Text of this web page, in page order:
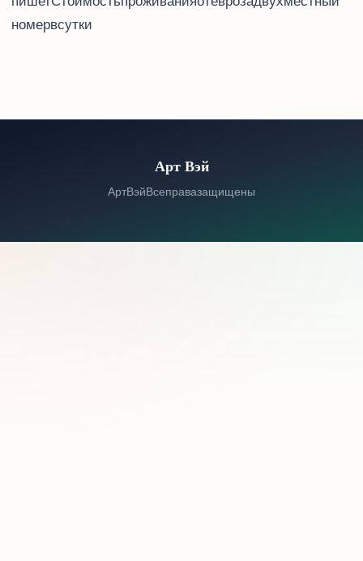
номер в сутки.
Арт Вэй
© 2026 Арт Вэй. Все права защищены.